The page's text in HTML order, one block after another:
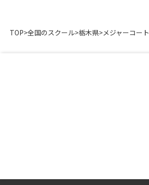
TOP>全国のスクール>栃木県>メジャーコート